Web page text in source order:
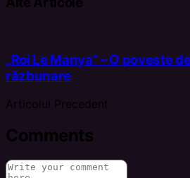
„Roi Le Manya” – O poveste
răzbunare
Articolul Precedent
Comments